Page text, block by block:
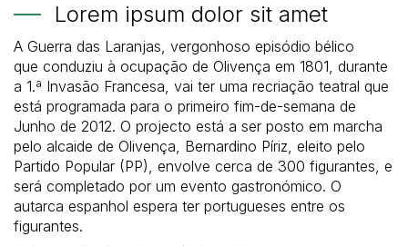
Lorem ipsum dolor sit amet
A Guerra das Laranjas, vergonhoso episódio bélico
que conduziu à ocupação de Olivença em 1801, durante
a 1.ª Invasão Francesa, vai ter uma recriação teatral que
está programada para o primeiro fim-de-semana de
Junho de 2012. O projecto está a ser posto em marcha
pelo alcaide de Olivença, Bernardino Píriz, eleito pelo
Partido Popular (PP), envolve cerca de 300 figurantes, e
será completado por um evento gastronómico. O
autarca espanhol espera ter portugueses entre os
figurantes.